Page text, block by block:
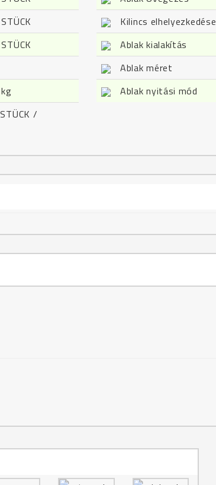
/
Kilincs elhelyezkedése
Ablak kialakítás
Ablak méret
Ablak nyitási mód